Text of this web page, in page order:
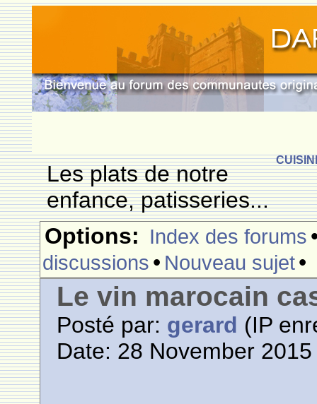
Les plats de notre
enfance, patisseries...
Options: Index des forums
discussions • Nouveau sujet•
Le vin marocain
Posté par: gerard (IP
Date: 28 November